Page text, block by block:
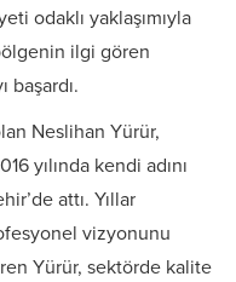
odaklı yaklaşımıyla
ilgi gören
Neslihan Yürür,
yılında kendi adını
attı. Yıllar
vizyonunu
Yürür, sektörde kalite